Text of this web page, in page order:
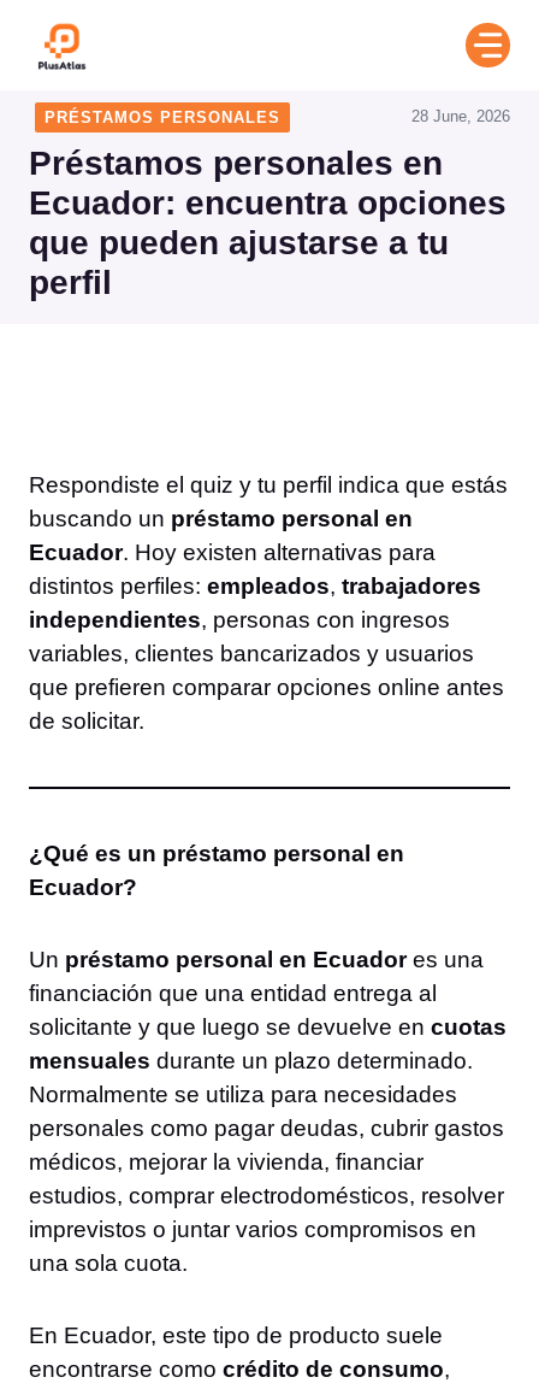
PRÉSTAMOS PERSONALES
Préstamos personales en
Ecuador: encuentra opciones
que pueden ajustarse a tu
perfil
28 June, 2026
Respondiste el quiz y tu perfil indica que estás
buscando un préstamo personal en
Ecuador. Hoy existen alternativas para
distintos perfiles: empleados, trabajadores
independientes, personas con ingresos
variables, clientes bancarizados y usuarios
que prefieren comparar opciones online antes
de solicitar.
¿Qué es un préstamo personal en
Ecuador?
Un préstamo personal en Ecuadores una
financiación que una entidad entrega al
solicitante y que luego se devuelve en cuotas
mensuales durante un plazo determinado.
Normalmente se utiliza para necesidades
personales como pagar deudas, cubrir gastos
médicos, mejorar la vivienda, financiar
estudios, comprar electrodomésticos, resolver
imprevistos o juntar varios compromisos en
una sola cuota.
En Ecuador, este tipo de producto suele
encontrarse como crédito de consumo,